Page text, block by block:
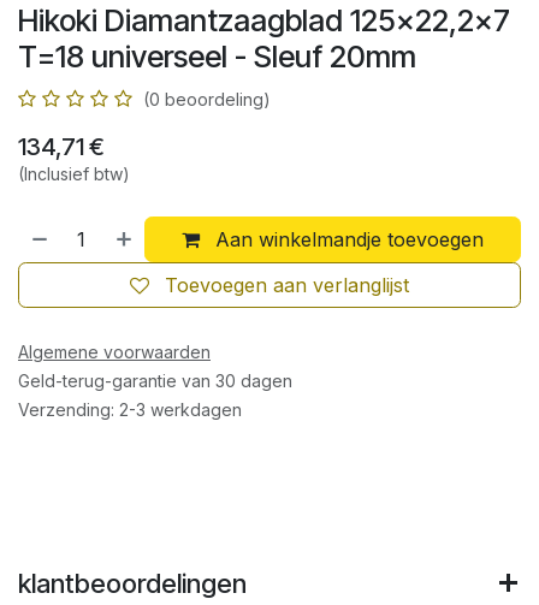
Hikoki Diamantzaagblad 125x22,2x7
T=18 universeel - Sleuf 20mm
(0 beoordeling)
134,71€
(Inclusief btw)
Aan winkelmandje toevoegen
Toevoegen aan verlanglijst
Algemene voorwaarden
Geld-terug-garantie van 30 dagen
Verzending: 2-3 werkdagen
klantbeoordelingen